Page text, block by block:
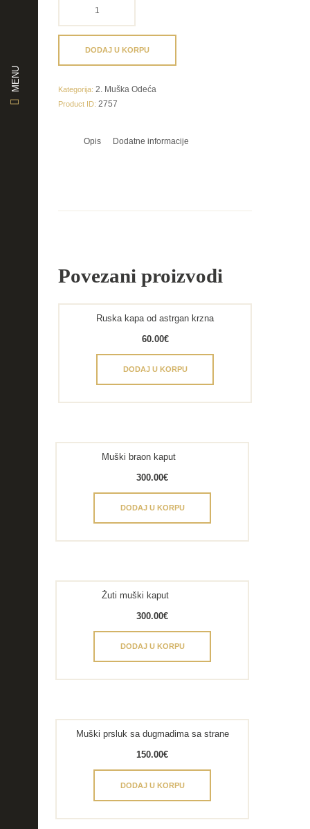
MENU
DODAJ U KORPU
Kategorija: 2. Muška Odeća
Product ID: 2757
Opis Dodatne informacije
Povezani proizvodi
Ruska kapa od astrgan krzna
60.00€
DODAJ U KORPU
Muški braon kaput
300.00€
DODAJ U KORPU
Žuti muški kaput
300.00€
DODAJ U KORPU
Muški prsluk sa dugmadima sa strane
150.00€
DODAJ U KORPU